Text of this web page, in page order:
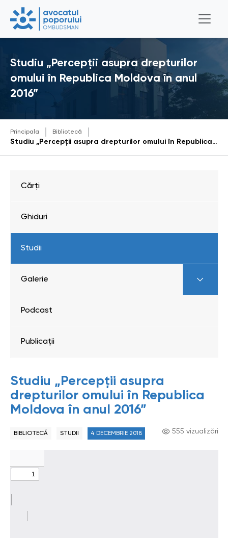
Studiu „Percepții asupra drepturilor
omului în Republica Moldova în anul
2016”
Principala Bibliotecă
Studiu „Percepții asupra drepturilor omului în Republica Moldova în anul 2016”
Studiu „Percepții asupra
drepturilor omului în Republica
Moldova în anul 2016”
BIBLIOTECĂ STUDII 4 DECEMBRIE 2018 555 vizualizări
Cărți
Ghiduri
Studii
Galerie
Podcast
Publicații